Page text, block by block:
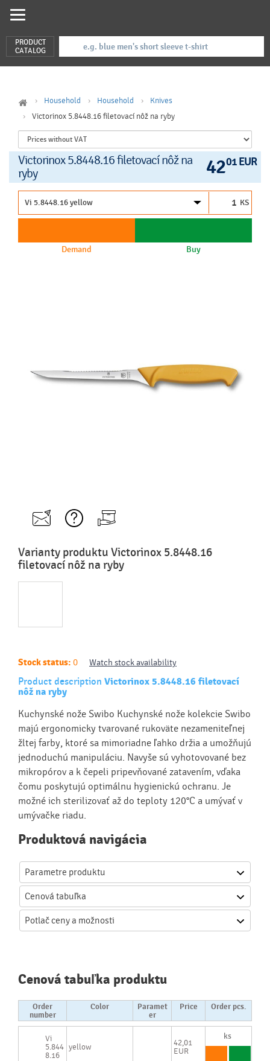
PRODUCT
CATALOG
Household Household
Knives
Victorinox 5.8448.16 filetovací nôž na ryby
Victorinox 5.8448.16 filetovací nôž na
ryby
4201 EUR
KS
Demand Buy
Varianty produktu Victorinox 5.8448.16
filetovací nôž na ryby
Stock status: 0 Watch stock availability
Product description Victorinox 5.8448.16 filetovací
nôž na ryby
Kuchynské nože Swibo Kuchynské nože kolekcie Swibo
majú ergonomicky tvarované rukoväte nezameniteľnej
žltej farby, ktoré sa mimoriadne ľahko držia a umožňujú
jednoduchú manipuláciu. Navyše sú vyhotovované bez
mikropórov a k čepeli pripevňované zatavením, vďaka
čomu poskytujú optimálnu hygienickú ochranu. Je
možné ich sterilizovať až do teploty 120°C a umývať v
umývačke riadu.
Produktová navigácia
Parametre produktu
Cenová tabuľka
Potlačceny a možnosti
Cenová tabuľka produktu
Order
number
Color
Paramet
er
Price Order pcs.
Vi
5.844
8.16
yellow
42,01
EUR